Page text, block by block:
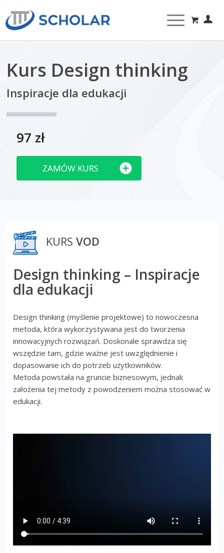
Kurs Design thinking
Inspiracje dla edukacji
97 zł
ZAMÓW KURS
KURSVOD
Design thinking – Inspiracje
dla edukacji
Design thinking (myślenie projektowe) to nowoczesna
metoda, która wykorzystywana jest do tworzenia
innowacyjnych rozwiązań. Doskonale sprawdza się
wszędzie tam, gdzie ważne jest uwzględnienie i
dopasowanie ich do potrzeb użytkowników.
Metoda powstała na gruncie biznesowym, jednak
założenia tej metody z powodzeniem można stosować w
edukacji.